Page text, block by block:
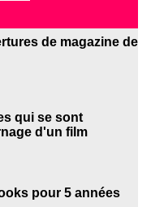
de magazine de
qui se sont
d'un film
pour 5 années